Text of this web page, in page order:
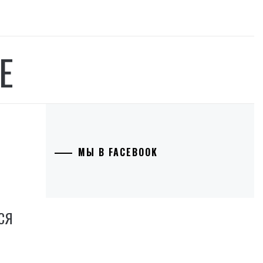
МЫ В FACEBOOK